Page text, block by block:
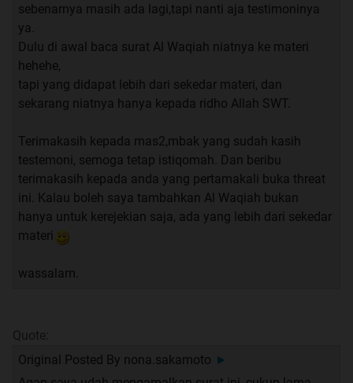
Original Posted By SiPutihBiru ►
klo kata nyokap ane, ini doa kecukupan..
tapi ane baru ngamalin ini doa setelah nemu thread ini.
thanks TS..
sedikit cerita aja gan.
doang trus putus, seminggu trus putus.
jadi belom pernah ngerasain sampe 40 hari atau 90 hari.
tapi ane udah ngerasain banget ke istimewaannya.
bukan cuma sekedar rejeki doang tapi yg lain lain juga.
udah sering banget kejadian yg namanya di hadepin
dateng gtu aja.
buat jalanin hidup.
sebenernya banyak sih ke istimewaan lain yg ane rasain
tapi yg ane ceritain itu aja dulu om TS.
sebenarnya masih ada lagi,tapi nanti aja testimoninya
ya.
Dulu di awal baca surat Al Waqiah niatnya ke materi
hehehe,
tapi yang didapat lebih dari sekedar materi, dan
sekarang niatnya hanya kepada ridho Allah SWT.
Terimakasih kepada mas2,mbak yang sudah kasih
testemoni, semoga tetap istiqomah. Dan beribu
terimakasih kepada anda yang pertamakali buka threat
ini. Kalau boleh saya tambahkan Al Waqiah bukan
hanya untuk kerejekian saja, ada yang lebih dari sekedar
materi
wassalam.
Quote:
Original Posted By nona.sakamoto ►